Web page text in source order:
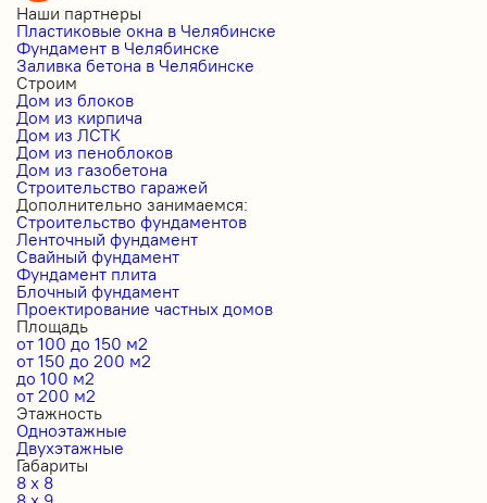
Наши партнеры
Пластиковые окна в Челябинске
Фундамент в Челябинске
Заливка бетона в Челябинске
Строим
Дом из блоков
Дом из кирпича
Дом из ЛСТК
Дом из пеноблоков
Дом из газобетона
Строительство гаражей
Дополнительно занимаемся:
Строительство фундаментов
Ленточный фундамент
Свайный фундамент
Фундамент плита
Блочный фундамент
Проектирование частных домов
Площадь
от 100 до 150 м2
от 150 до 200 м2
до 100 м2
от 200 м2
Этажность
Одноэтажные
Двухэтажные
Габариты
8 x 8